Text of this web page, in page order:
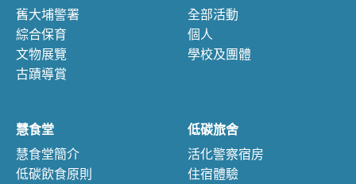
舊大埔警署
綜合保育
文物展覽
古蹟導賞
全部活動
個人
學校及團體
慧食堂
慧食堂簡介
低碳飲食原則
低碳旅舍
活化警察宿房
住宿體驗